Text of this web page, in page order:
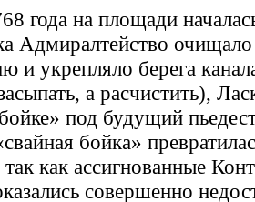
года на площади
Адмиралтейство
и укрепляло берега
а расчистить),
под будущий
бойка»
как ассигнованные
совершенно